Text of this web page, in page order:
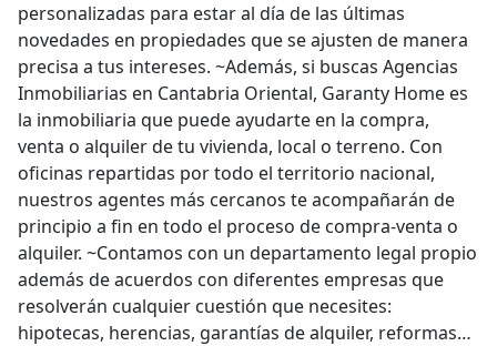
personalizadas para estar al día de las últimas
novedades en propiedades que se ajusten de manera
precisa a tus intereses. ~Además, si buscas Agencias
Inmobiliarias en Cantabria Oriental, Garanty Home es
la inmobiliaria que puede ayudarte en la compra,
venta o alquiler de tu vivienda, local o terreno. Con
oficinas repartidas por todo el territorio nacional,
nuestros agentes más cercanos te acompañarán de
principio a fin en todo el proceso de compra-venta o
alquiler. ~Contamos con un departamento legal propio
además de acuerdos con diferentes empresas que
resolverán cualquier cuestión que necesites:
hipotecas, herencias, garantías de alquiler, reformas…